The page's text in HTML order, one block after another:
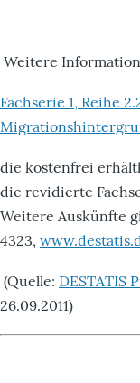
Weitere
Fachserie 1, Reihe
die kostenfrei
die revidierte
Weitere Auskünfte
4323,
(Quelle: DESTATIS
26.09.2011)